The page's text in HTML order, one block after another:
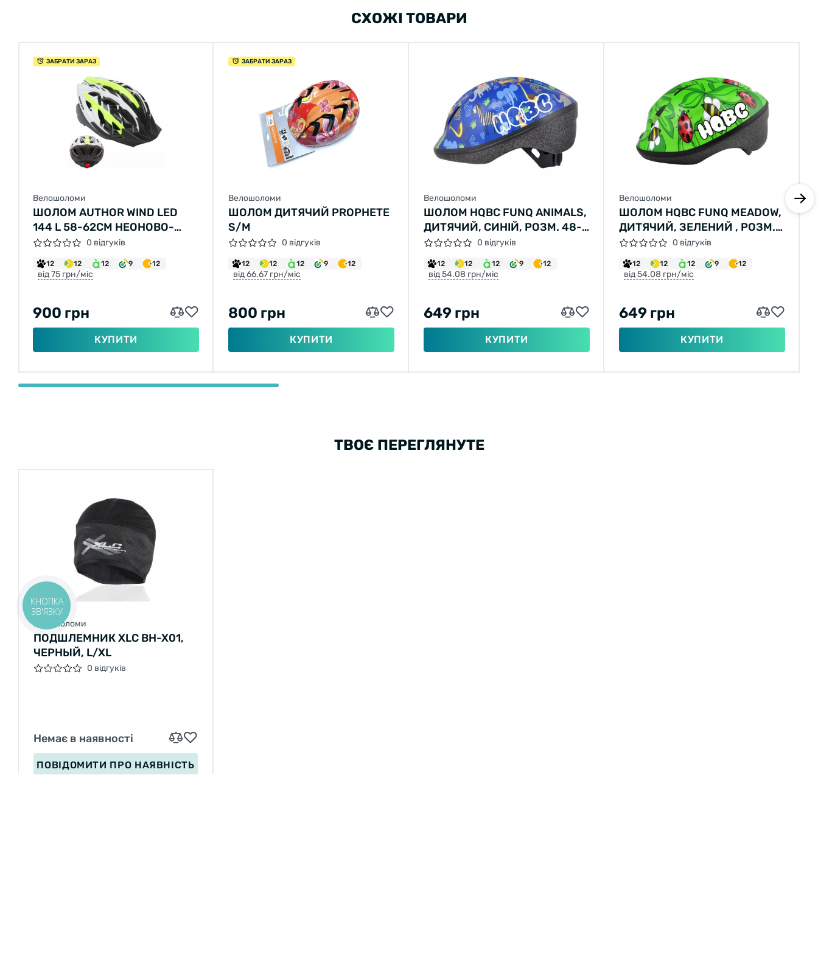
СХОЖІ ТОВАРИ
ЗАБРАТИ ЗАРАЗ
Велошоломи
ШОЛОМ AUTHOR WIND LED
144 L 58-62CM НЕОНОВО-
ЖОВТИЙ/БІЛИЙ
0 відгуків
12 12 12 9 12
від 75 грн/міс
900 грн
КУПИТИ
ЗАБРАТИ ЗАРАЗ
Велошоломи
ШОЛОМ ДИТЯЧИЙ PROPHETE
S/M
0 відгуків
12 12 12 9 12
від 66.67 грн/міс
800 грн
КУПИТИ
Велошоломи
ШОЛОМ HQBC FUNQ ANIMALS,
ДИТЯЧИЙ, СИНІЙ, РОЗМ. 48-
54
0 відгуків
12 12 12 9 12
від 54.08 грн/міс
649 грн
КУПИТИ
Велошоломи
ШОЛОМ HQBC FUNQ MEADOW,
ДИТЯЧИЙ, ЗЕЛЕНИЙ , РОЗМ.
48-54
0 відгуків
12 12 12 9 12
від 54.08 грн/міс
649 грн
КУПИТИ
ТВОЄ ПЕРЕГЛЯНУТЕ
Велошоломи
ПОДШЛЕМНИК XLC BH-X01,
ЧЕРНЫЙ, L/XL
0 відгуків
Немає в наявності
ПОВІДОМИТИ ПРО НАЯВНІСТЬ
КНОПКА
ЗВ'ЯЗКУ